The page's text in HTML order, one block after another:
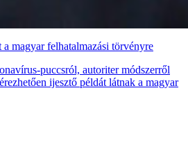
magyar felhatalmazási törvényre
puccsról, autoriter módszerről
ijesztő példát látnak a magyar